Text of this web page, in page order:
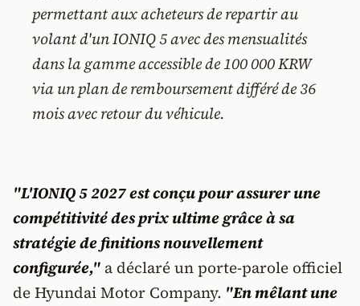
permettant aux acheteurs de repartir au
volant d'un IONIQ 5 avec des mensualités
dans la gamme accessible de 100 000 KRW
via un plan de remboursement différé de 36
mois avec retour du véhicule.
"L'IONIQ 5 2027 est conçu pour assurer une
compétitivité des prix ultime grâce à sa
stratégie de finitions nouvellement
configurée," a déclaré un porte-parole officiel
de Hyundai Motor Company. "En mêlant une